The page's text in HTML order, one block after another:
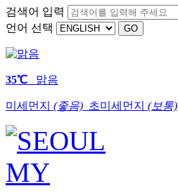
검색어 입력
언어 선택
35℃ 맑음
미세먼지 (좋음) 초미세먼지 (보통)